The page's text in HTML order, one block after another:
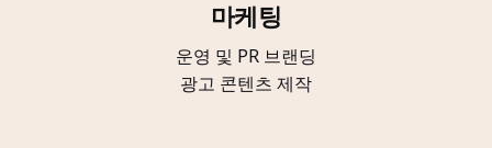
마케팅
운영 및 PR 브랜딩
광고 콘텐츠 제작